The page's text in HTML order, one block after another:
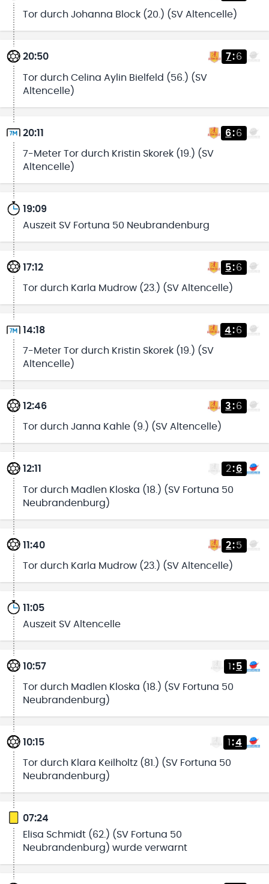
Tor durch Johanna Block (20.) (SV Altencelle)
20:50 7:6
Tor durch Celina Aylin Bielfeld (56.) (SV
Altencelle)
20:11 6:6
7-Meter Tor durch Kristin Skorek (19.) (SV
Altencelle)
19:09
Auszeit SV Fortuna 50 Neubrandenburg
17:12 5:6
Tor durch Karla Mudrow (23.) (SV Altencelle)
14:18 4:6
7-Meter Tor durch Kristin Skorek (19.) (SV
Altencelle)
12:46 3:6
Tor durch Janna Kahle (9.) (SV Altencelle)
12:11 2:6
Tor durch Madlen Kloska (18.) (SV Fortuna 50
Neubrandenburg)
11:40 2:5
Tor durch Karla Mudrow (23.) (SV Altencelle)
11:05
Auszeit SV Altencelle
10:57 1 :5
Tor durch Madlen Kloska (18.) (SV Fortuna 50
Neubrandenburg)
10:15 1 :4
Tor durch Klara Keilholtz (81.) (SV Fortuna 50
Neubrandenburg)
07:24
Elisa Schmidt (62.) (SV Fortuna 50
Neubrandenburg) wurde verwarnt